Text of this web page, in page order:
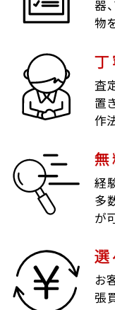
器
物
査
置
作
経
多
が
お
張